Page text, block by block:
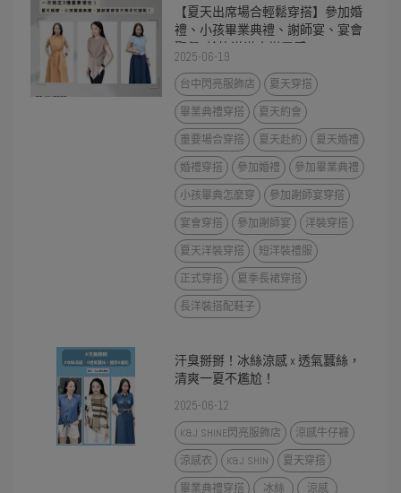
【夏天出席場合輕鬆穿搭】參加婚
禮、小孩畢業典禮、謝師宴、宴會
聚餐~給妳滿滿穿搭靈感!
2025-06-19
台中閃亮服飾店
夏天穿搭
畢業典禮穿搭
夏天約會
重要場合穿搭
夏天赴約
夏天婚禮
婚禮穿搭
參加婚禮
參加畢業典禮
小孩畢典怎麼穿
參加謝師宴穿搭
宴會穿搭
參加謝師宴
洋裝穿搭
夏天洋裝穿搭
短洋裝禮服
正式穿搭
夏季長裙穿搭
長洋裝搭配鞋子
汗臭掰掰！冰絲涼感 x 透氣蠶絲，
清爽一夏不尷尬！
2025-06-12
K&J SHINE閃亮服飾店
涼感牛仔褲
涼感衣
K&J SHIN
夏天穿搭
畢業典禮穿搭
冰絲
涼感